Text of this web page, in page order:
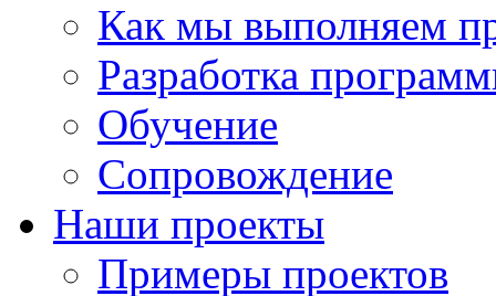
Как мы выполняем
Разработка
Обучение
Сопровождение
Наши проекты
Примеры проектов